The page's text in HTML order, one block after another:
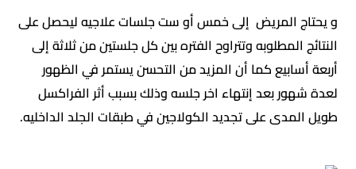
و يحتاج المريض إلى خمس أو ست جلسات علاجيه ليحصل على
النتائج المطلوبه وتتراوح الفتره بين كل جلستين من ثلاثة إلى
أربعة أسابيع كما أن المزيد من التحسن يستمر في الظهور
لعدة شهور بعد إنتهاء اخر جلسه وذلك بسبب أثر الفراكسل
طويل المدى على تجديد الكولاجين في طبقات الجلد الداخليه.